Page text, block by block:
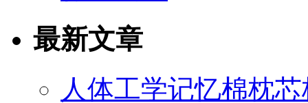
最新文章
人体工学记忆棉枕